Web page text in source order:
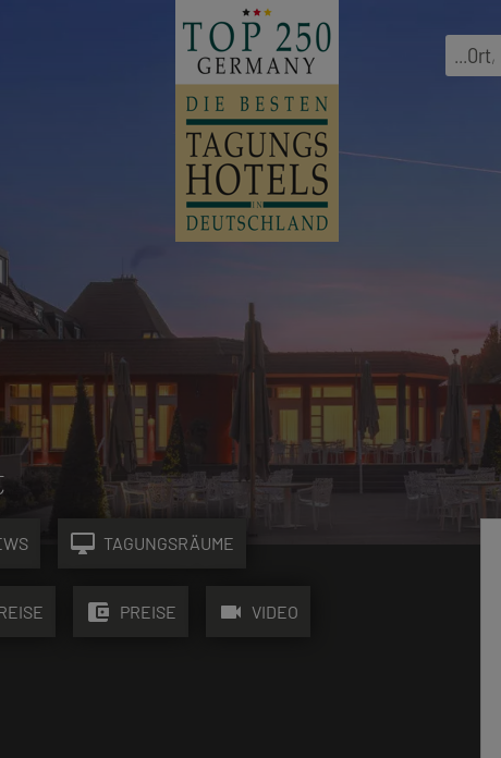
...Ort,
desktop_mac TAGUNGSRÄUME
account_balance_wallet PREISE videocam VIDEO